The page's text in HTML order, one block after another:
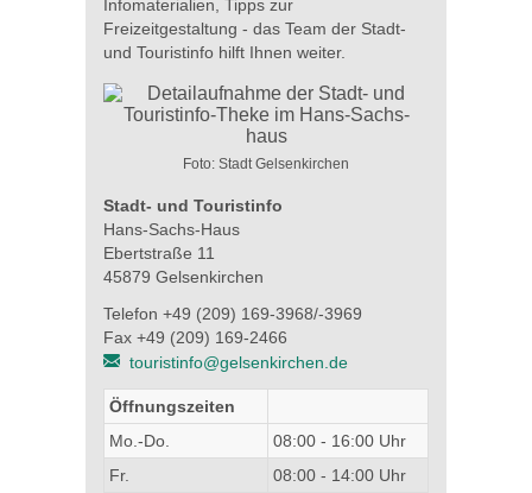
Infomaterialien, Tipps zur
Freizeitgestaltung - das Team der Stadt-
und Touristinfo hilft Ihnen weiter.
Foto: Stadt Gelsenkirchen
Stadt- und Touristinfo
Hans-Sachs-Haus
Ebertstraße 11
45879 Gelsenkirchen
Telefon +49 (209) 169-3968/-3969
Fax +49 (209) 169-2466
touristinfo@gelsenkirchen.de
Öffnungszeiten
Mo.-Do.
08:00 - 16:00 Uhr
Fr.
08:00 - 14:00 Uhr